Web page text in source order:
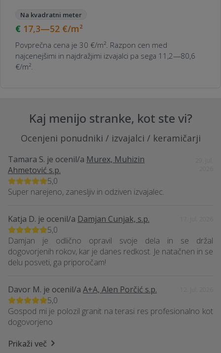
Na kvadratni meter
17,3—52 €/m²
Povprečna cena je 30 €/m². Razpon cen med
najcenejšimi in najdražjimi izvajalci pa sega 11,2—80,6
€/m².
Kaj menijo stranke, kot ste vi?
Ocenjeni ponudniki / izvajalci / keramičarji
Tamara S. je ocenil/a Murex, Muhizin
Ahmetović s.p.
5,0
Super narejeno, zanesljiv in odziven izvajalec.
Katja D. je ocenil/a Damjan Cunjak, s.p.
5,0
Damjan je odlično opravil svoje dela in se držal
dogovorjenih rokov, kar je danes redkost. Je natačnen in se
delu posveti, ga priporočam!
Davor M. je ocenil/a A+A, Alen Porčić s.p.
5,0
Gospod mi je polozil granit na terasi res profesionalno kot
dogovorjeno
Prikaži več